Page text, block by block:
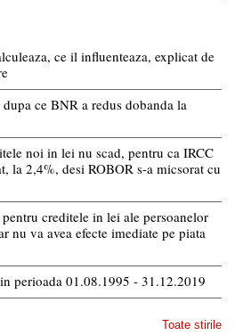
ce il influenteaza, explicat de
ce BNR a redus dobanda la
noi in lei nu scad, pentru ca IRCC
la 2,4%, desi ROBOR s-a micsorat cu
creditele in lei ale persoanelor
nu va avea efecte imediate pe piata
perioada 01.08.1995 - 31.12.2019
Toate stirile